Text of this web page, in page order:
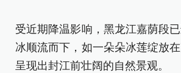
受近期降温影响，黑龙江嘉荫段
冰顺流而下，如一朵朵冰莲绽放
呈现出封江前壮阔的自然景观。